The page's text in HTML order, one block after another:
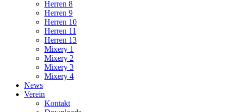
Herren 8
Herren 9
Herren 10
Herren 11
Herren 13
Mixery 1
Mixery 2
Mixery 3
Mixery 4
News
Verein
Kontakt